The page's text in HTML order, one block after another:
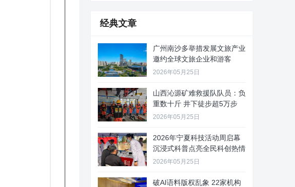
经典文章
广州南沙多举措发展文旅产业
邀约全球文旅企业和游客
2026年05月25日
山西沁源矿难救援队队员：负
重数十斤 井下徒步超5万步
2026年05月25日
2026年宁夏科技活动周启幕
沉浸式科普点亮全民科创热情
2026年05月25日
破AI语料版权乱象 22家机构